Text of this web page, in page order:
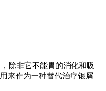
除非它不能胃的消化和吸
来作为一种替代治疗银屑